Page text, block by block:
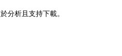
分析且支持下載。